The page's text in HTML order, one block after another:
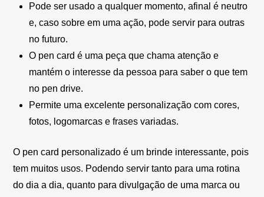
Pode ser usado a qualquer momento, afinal é neutro
e, caso sobre em uma ação, pode servir para outras
no futuro.
O pen card é uma peça que chama atenção e
mantém o interesse da pessoa para saber o que tem
no pen drive.
Permite uma excelente personalização com cores,
fotos, logomarcas e frases variadas.
O pen card personalizado é um brinde interessante, pois
tem muitos usos. Podendo servir tanto para uma rotina
do dia a dia, quanto para divulgação de uma marca ou